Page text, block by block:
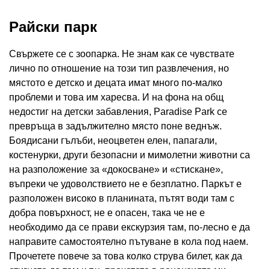
Райски парк
Свържете се с зоопарка. Не знам как се чувствате
лично по отношение на този тип развлечения, но
мястото е детско и децата имат много по-малко
проблеми и това им харесва. И на фона на общ
недостиг на детски забавления, Paradise Park се
превръща в задължително място поне веднъж.
Боядисани гълъби, неоцветен елен, папагали,
костенурки, други безопасни и мимолетни животни са
на разположение за «докосване» и «стискане»,
въпреки че удоволствието не е безплатно. Паркът е
разположен високо в планината, пътят води там с
добра повърхност, не е опасен, така че не е
необходимо да се прави екскурзия там, по-лесно е да
направите самостоятелно пътуване в кола под наем.
Прочетете повече за това колко струва билет, как да